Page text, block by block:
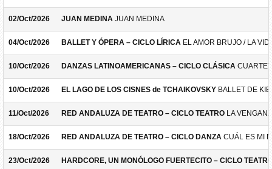
02/Oct/2026 JUAN MEDINA JUAN MEDINA
04/Oct/2026 BALLET Y ÓPERA – CICLO LÍRICA EL AMOR BRUJO / LA
10/Oct/2026 DANZAS LATINOAMERICANAS – CICLO CLÁSICA
10/Oct/2026 EL LAGO DE LOS CISNES de TCHAIKOVSKY BALLET DE
11/Oct/2026 RED ANDALUZA DE TEATRO – CICLO TEATRO LA
18/Oct/2026 RED ANDALUZA DE TEATRO – CICLO DANZA CUÁL ES MI
23/Oct/2026 HARDCORE, UN MONÓLOGO FUERTECITO – CICLO